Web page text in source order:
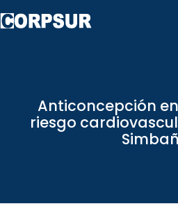
Anticoncepción
riesgo